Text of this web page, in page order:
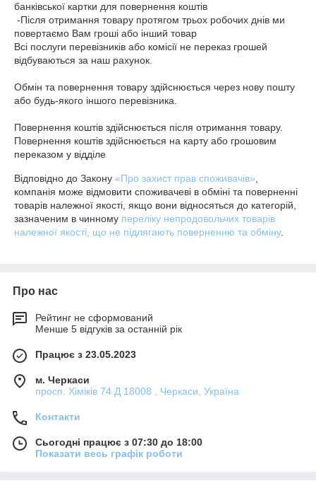
банківської картки для повернення коштів
повертаємо Вам гроші або інший товар
Всі послуги перевізників або комісії не переказ грошей
відбуваються за наш рахунок.
Обмін та повернення товару здійснюється через нову пошту
або будь-якого іншого перевізника.
Повернення коштів здійснюється після отримання товару.
Повернення коштів здійснюється на карту або грошовим
переказом у відділе
Відповідно до Закону «Про захист прав споживачів»
компанія може відмовити споживачеві в обміні та поверненні
товарів належної якості, якщо вони відносяться до категорій,
зазначеним в чинному переліку непродовольчих товарів
належної якості, що не підлягають поверненню та обміну.
Про нас
Рейтинг не сформований
Менше 5 відгуків за останній рік
Працює з 23.05.2023
м. Черкаси
просп. Хіміків 74 Д 18008 , Черкаси, Україна
Контакти
Сьогодні працює з 07:30 до 18:00
Показати весь графік роботи